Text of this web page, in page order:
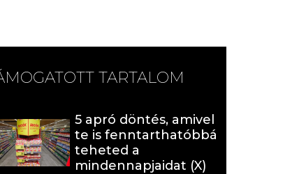
TARTALOM
5 apró döntés, amivel
te is fenntarthatóbbá
teheted a
mindennapjaidat (X)